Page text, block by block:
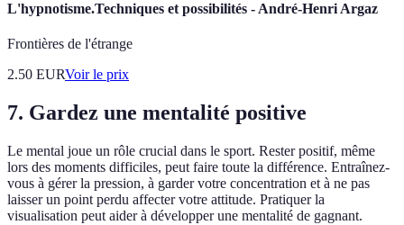
L'hypnotisme.Techniques et possibilités - André-Henri Argaz
Frontières de l'étrange
2.50 EURVoir le prix
7. Gardez une mentalité positive
Le mental joue un rôle crucial dans le sport. Rester positif, même
lors des moments difficiles, peut faire toute la différence. Entraînez-
vous à gérer la pression, à garder votre concentration et à ne pas
laisser un point perdu affecter votre attitude. Pratiquer la
visualisation peut aider à développer une mentalité de gagnant.